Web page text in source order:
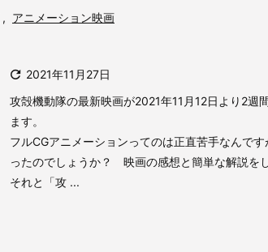
, アニメーション映画
 2021年11月27日
攻殻機動隊の最新映画が2021年11月12日より2週
ます。
フルCGアニメーションってのは正直苦手なんで
ったのでしょうか？ 映画の感想と簡単な解説を
それと「攻 ...